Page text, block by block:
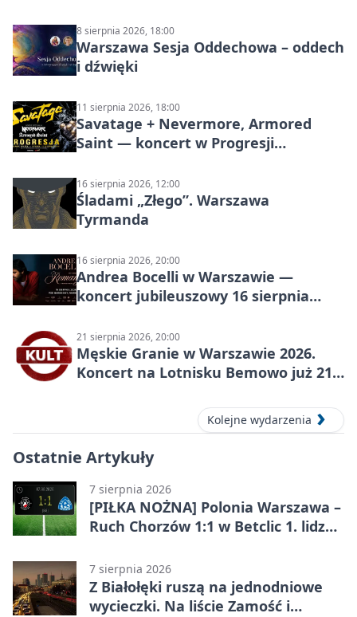
8 sierpnia 2026, 18:00
Warszawa Sesja Oddechowa – oddech
i dźwięki
11 sierpnia 2026, 18:00
Savatage + Nevermore, Armored
Saint — koncert w Progresji
16 sierpnia 2026, 12:00
Śladami „Złego”. Warszawa
Tyrmanda
16 sierpnia 2026, 20:00
Andrea Bocelli w Warszawie —
koncert jubileuszowy 16 sierpnia
21 sierpnia 2026, 20:00
Męskie Granie w Warszawie 2026.
Koncert na Lotnisku Bemowo już 21
Kolejne wydarzenia
Ostatnie Artykuły
7 sierpnia 2026
[PIŁKA NOŻNA] Polonia Warszawa –
Ruch Chorzów 1:1 w Betclic 1. lidze.
7 sierpnia 2026
Z Białołęki ruszą na jednodniowe
wycieczki. Na liście Zamość i